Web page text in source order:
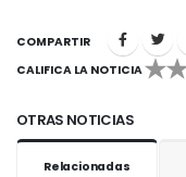
COMPARTIR
CALIFICA LA NOTICIA
1 2 3 4 5
OTRAS NOTICIAS
Relacionadas